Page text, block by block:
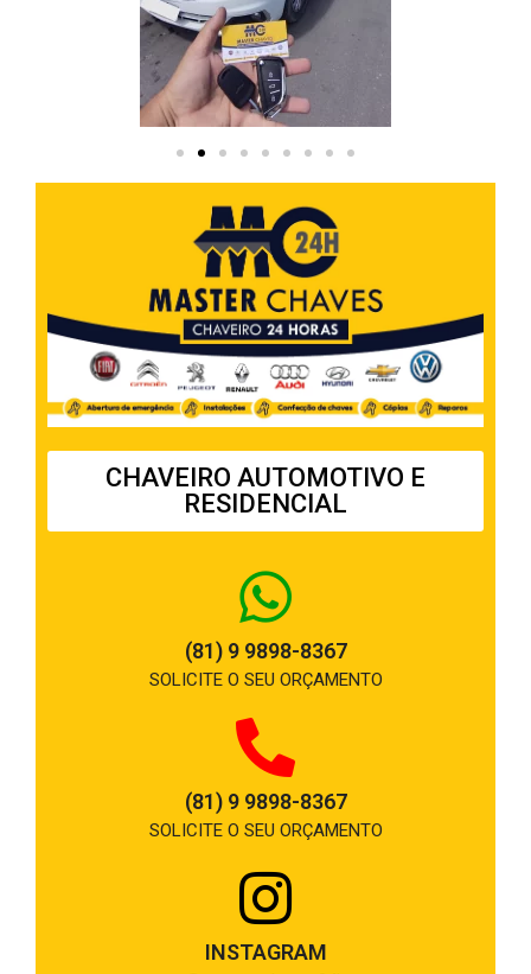
CHAVEIRO AUTOMOTIVO E
RESIDENCIAL
(81) 9 9898-8367
SOLICITE O SEU ORÇAMENTO
(81) 9 9898-8367
SOLICITE O SEU ORÇAMENTO
INSTAGRAM